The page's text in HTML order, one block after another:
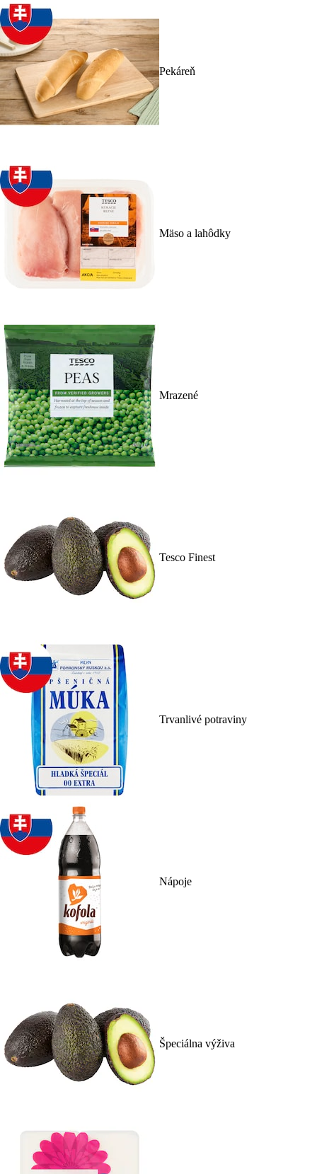
Pekáreň
Mäso a lahôdky
Mrazené
Tesco Finest
Trvanlivé potraviny
Nápoje
Špeciálna výživa